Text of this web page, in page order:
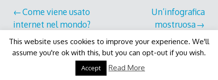
Post
navigation
Come viene usato
internet nel mondo?
Un’infografica
mostruosa
Decode Themeby Macho Themes
This website uses cookies to improve your experience. We'll
assume you're ok with this, but you can opt-out if you wish.
Accept Read More